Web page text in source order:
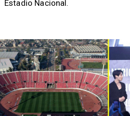
Estadio Nacional.